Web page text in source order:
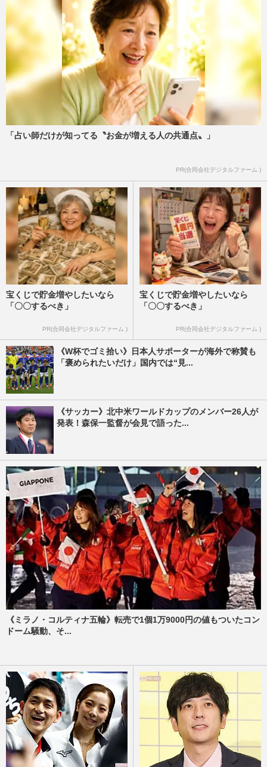
「占い師だけが知ってる〝お金が増える人の共通点〟」
PR(合同会社デジタルファーム )
宝くじで貯金増やしたいなら
「〇〇するべき」
PR(合同会社デジタルファーム )
宝くじで貯金増やしたいなら
「〇〇するべき」
PR(合同会社デジタルファーム )
《W杯でゴミ拾い》日本人サポーターが海外で称賛も
「褒められたいだけ」国内では“見...
《サッカー》北中米ワールドカップのメンバー26人が
発表！森保一監督が会見で語った...
《ミラノ・コルティナ五輪》転売で1個1万9000円の値もついたコン
ドーム騒動、そ...